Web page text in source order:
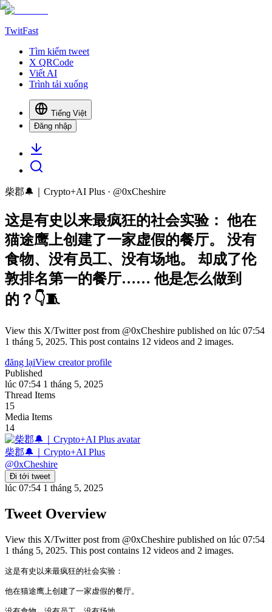
TwitFast
Tìm kiếm tweet
X QRCode
Viết AI
Trình tải xuống
Tiếng Việt
Đăng nhập
柴郡🔔｜Crypto+AI Plus · @0xCheshire
这是有史以来最疯狂的社会实验： 他在
猫途鹰上创建了一家虚假的餐厅。 没有
食物、没有员工、没有场地。 却成了伦
敦排名第一的餐厅…… 他是怎么做到
的？👇🧵
View this X/Twitter post from @0xCheshire published on lúc 07:54
1 tháng 5, 2025. This post contains 12 videos and 2 images.
đăng lạiView creator profile
Published
lúc 07:54 1 tháng 5, 2025
Thread Items
15
Media Items
14
柴郡🔔｜Crypto+AI Plus
@0xCheshire
Đi tới tweet
lúc 07:54 1 tháng 5, 2025
Tweet Overview
View this X/Twitter post from @0xCheshire published on lúc 07:54
1 tháng 5, 2025. This post contains 12 videos and 2 images.
这是有史以来最疯狂的社会实验：
他在猫途鹰上创建了一家虚假的餐厅。